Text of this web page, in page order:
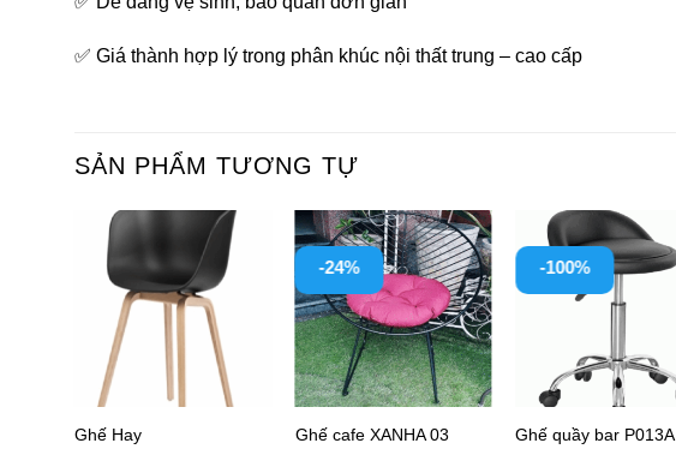
✅ Giá thành hợp lý trong phân khúc nội thất trung – cao cấp
SẢN PHẨM TƯƠNG TỰ
Ghế Hay
-24%
Ghế cafe XANHA 03
-100%
Ghế quầy bar P013A